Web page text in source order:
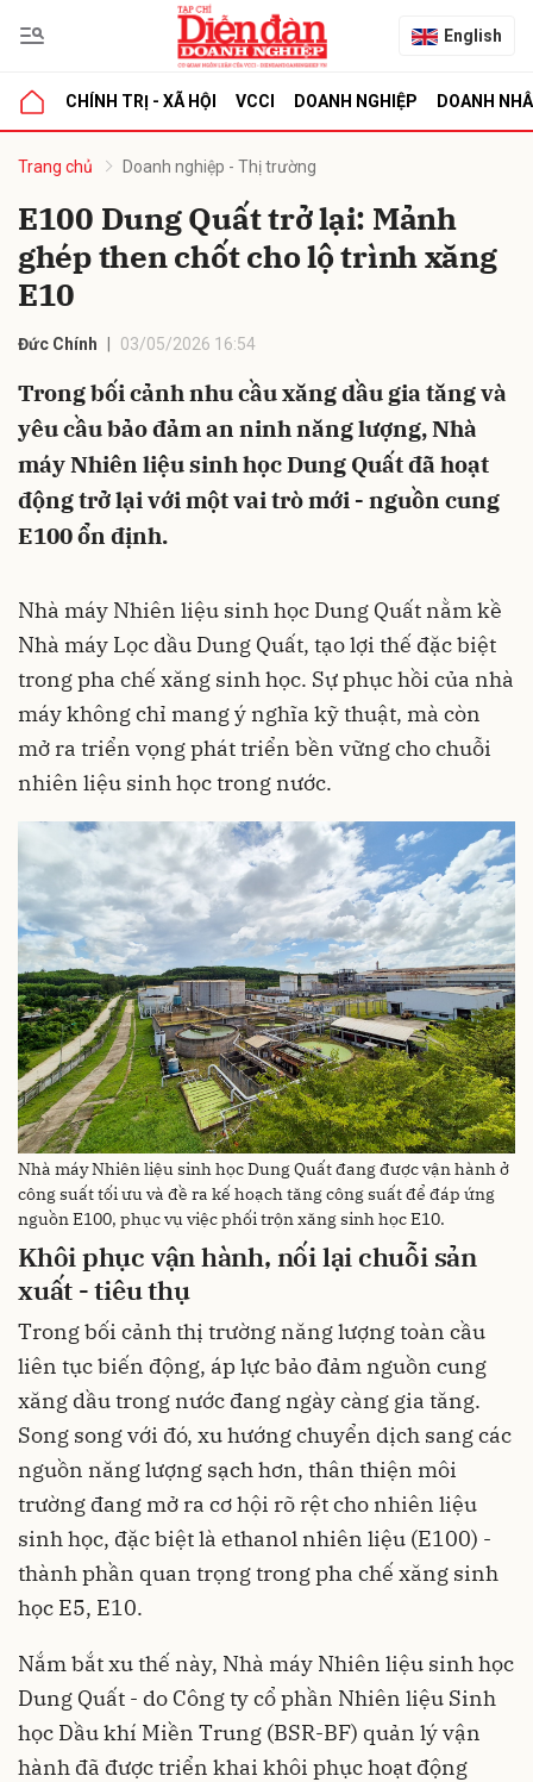
English
CHÍNH TRỊ - XÃ HỘI VCCI DOANH NGHIỆP DOANH
Trang chủ Doanh nghiệp - Thị trường
E100 Dung Quất trở lại: Mảnh
ghép then chốt cho lộ trình xăng
E10
Đức Chính 03/05/2026 16:54
Trong bối cảnh nhu cầu xăng dầu gia tăng và
yêu cầu bảo đảm an ninh năng lượng, Nhà
máy Nhiên liệu sinh học Dung Quất đã hoạt
động trở lại với một vai trò mới - nguồn cung
E100 ổn định.
Nhà máy Nhiên liệu sinh học Dung Quất nằm kề
Nhà máy Lọc dầu Dung Quất, tạo lợi thế đặc biệt
trong pha chế xăng sinh học. Sự phục hồi của nhà
máy không chỉ mang ý nghĩa kỹ thuật, mà còn
mở ra triển vọng phát triển bền vững cho chuỗi
nhiên liệu sinh học trong nước.
Nhà máy Nhiên liệu sinh học Dung Quất đang được vận hành ở
công suất tối ưu và đề ra kế hoạch tăng công suất để đáp ứng
nguồn E100, phục vụ việc phối trộn xăng sinh học E10.
Khôi phục vận hành, nối lại chuỗi sản
xuất - tiêu thụ
Trong bối cảnh thị trường năng lượng toàn cầu
liên tục biến động, áp lực bảo đảm nguồn cung
xăng dầu trong nước đang ngày càng gia tăng.
Song song với đó, xu hướng chuyển dịch sang các
nguồn năng lượng sạch hơn, thân thiện môi
trường đang mở ra cơ hội rõ rệt cho nhiên liệu
sinh học, đặc biệt là ethanol nhiên liệu (E100) -
thành phần quan trọng trong pha chế xăng sinh
học E5, E10.
Nắm bắt xu thế này, Nhà máy Nhiên liệu sinh học
Dung Quất - do Công ty cổ phần Nhiên liệu Sinh
học Dầu khí Miền Trung (BSR-BF) quản lý vận
hành đã được triển khai khôi phục hoạt động
luận
Hủy